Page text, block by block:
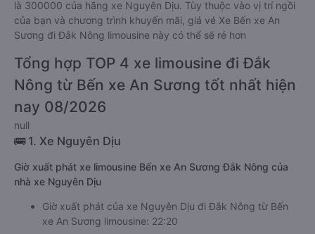
là 300000 của hãng xe Nguyên Dịu. Tùy thuộc vào vị trí ngồi
của bạn và chương trình khuyến mãi, giá vé Xe Bến xe An
Sương đi Đắk Nông limousine này có thể sẽ rẻ hơn
Tổng hợp TOP 4 xe limousine đi Đắk
Nông từ Bến xe An Sương tốt nhất hiện
nay 08/2026
null
🚌 1. Xe Nguyên Dịu
Giờ xuất phát xe limousine Bến xe An Sương Đắk Nông của
nhà xe Nguyên Dịu
Giờ xuất phát của xe Nguyên Dịu đi Đắk Nông từ Bến
xe An Sương limousine: 22:20